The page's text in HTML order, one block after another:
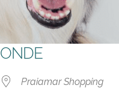
ONDE
Praiamar Shopping